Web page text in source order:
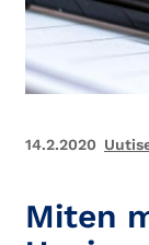
14.2.2020
Miten